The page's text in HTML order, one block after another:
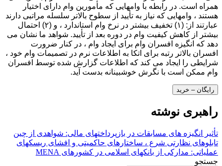
همراه است. در رابطه با وامهایی که مأمورین وام دارای اختیار
هستند ، وامهایی که نیاز به تأیید از سطوح بالاتر سلسله مراتبی دارند
عبارتند از: (۱) تخفیف بیشتر در نرخ وام استاندارد ، و (۲) احتمال
بیشتر از کاهش کیفیت وام در دوره بعد از تأیید. شواهد ما نشان می
دهد که انگیزه افسران وام برای ایجاد وام ، در کنار ضرورت
افسران بالاتر رتبه برای اتکا به اطلاعات نرم در تصمیمات وام خود ،
شرایطی را ایجاد می کند که اطلاعات گزارش شده توسط افسران
وام ممکن است با نگرش خوشبینانه بدست آید.
رایگان – خرید
راهبری نوشته
تأثیر انگیزه های مسابقات در بازپرداختهای مالی: شواهدی از چین
تابلوهای نظارتی شرع ، ساختارهای حاکمیتی و افشای ریسکهای
عملیاتی: مدارکی از بانکهای اسلامی در کشورهای MENA
جستجو